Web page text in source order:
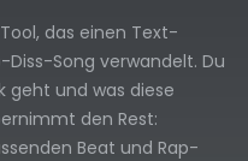
das einen Text-
Song verwandelt. Du
geht und was diese
den Rest:
Beat und Rap-